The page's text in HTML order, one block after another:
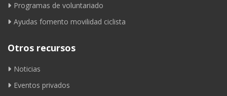
Programas de voluntariado
Ayudas fomento movilidad ciclista
Otros recursos
Noticias
Eventos privados